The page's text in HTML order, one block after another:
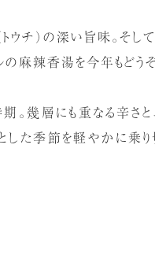
ウチ）の深い旨味。そし
辣香湯を今年もどうぞ
。幾層にも重なる辛さ
た季節を軽やかに乗り切